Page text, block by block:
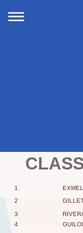
1
2
3
4